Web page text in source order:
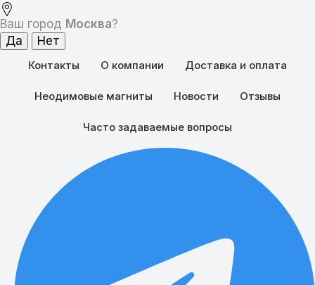
Ваш город Москва?
Контакты О компании Доставка и оплата
Неодимовые магниты Новости Отзывы
Часто задаваемые вопросы